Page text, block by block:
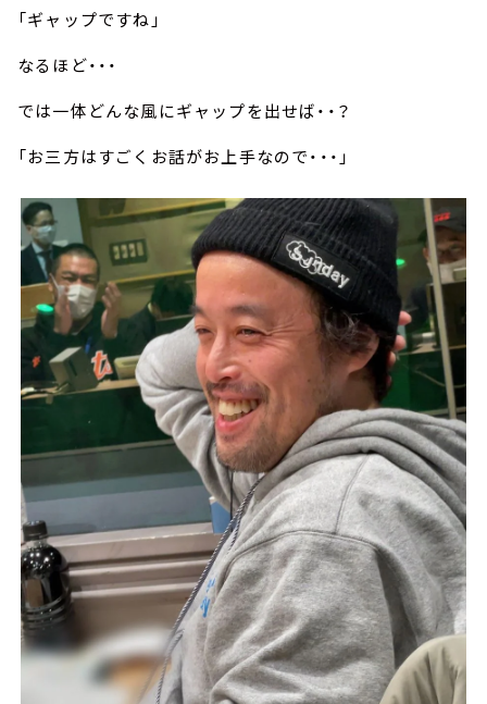
「ギャップですね」
なるほど・・・
では一体どんな風にギャップを出せば・・？
「お三方はすごくお話がお上手なので・・・」